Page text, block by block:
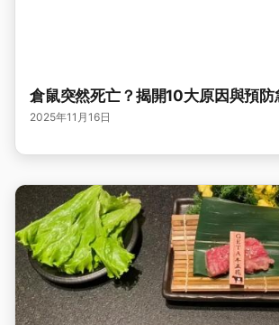
倉鼠突然死亡？揭開10大原因與預防
2025年11月16日